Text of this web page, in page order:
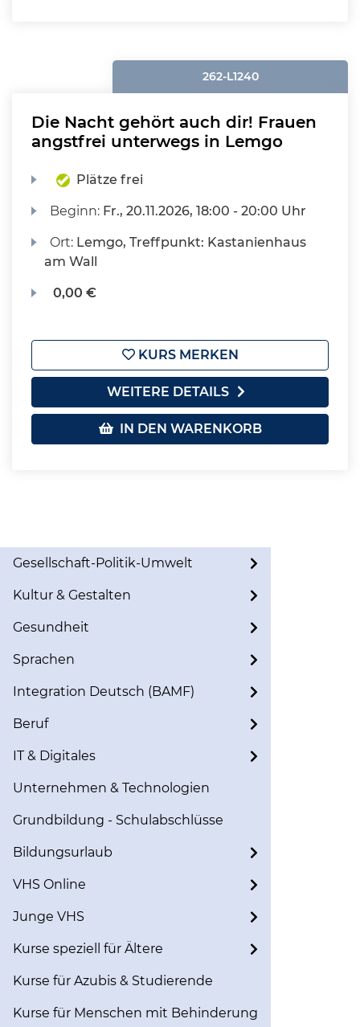
262-L1240
Die Nacht gehört auch dir! Frauen
angstfrei unterwegs in Lemgo
Plätze frei
Beginn: Fr., 20.11.2026, 18:00 - 20:00 Uhr
Ort: Lemgo, Treffpunkt: Kastanienhaus
am Wall
0,00 €
KURS MERKEN
WEITERE DETAILS
IN DEN WARENKORB
Gesellschaft-Politik-Umwelt
Kultur & Gestalten
Gesundheit
Sprachen
Integration Deutsch (BAMF)
Beruf
IT & Digitales
Unternehmen & Technologien
Grundbildung - Schulabschlüsse
Bildungsurlaub
VHS Online
Junge VHS
Kurse speziell für Ältere
Kurse für Azubis & Studierende
Kurse für Menschen mit Behinderung